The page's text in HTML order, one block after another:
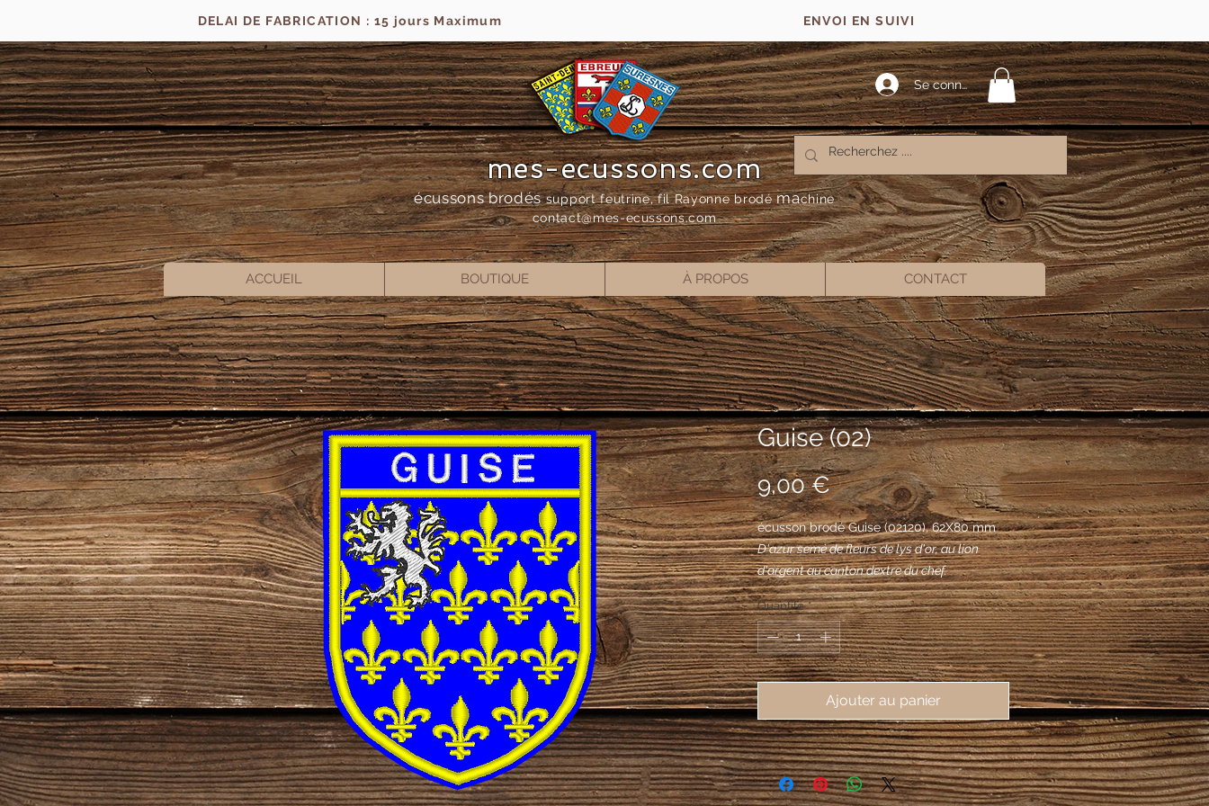
DELAI DE FABRICATION : 15 jours Maximum ENVOI EN SUIVI
Se connecter
mes-ecussons.com
écussons brodés support feutrine, fil Rayonne brodémachine
contact@mes-ecussons.com
ACCUEIL BOUTIQUE À PROPOS CONTACT
Guise (02)
9,00 €Prix
écusson brodé Guise (02120), 62X80 mm
D'azur semé de fleurs de lys d'or, au lion
d'argent au canton dextre du chef.
Quantité *
Ajouter au panier